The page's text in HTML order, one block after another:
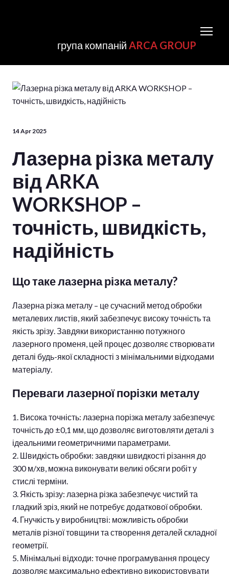
група компаній ARCA GROUP
14 Apr 2025
Лазерна різка металу
від ARKA
WORKSHOP –
точність, швидкість,
надійність
Що таке лазерна різка металу?
Лазерна різка металу – це сучасний метод обробки
металевих листів, який забезпечує високу точність та
якість зрізу. Завдяки використанню потужного
лазерного променя, цей процес дозволяє створювати
деталі будь-якої складності з мінімальними відходами
матеріалу.
Переваги лазерної порізки металу
Висока точність: лазерна порізка металу забезпечує
точність до ±0,1 мм, що дозволяє виготовляти деталі з
ідеальними геометричними параметрами.
Швидкість обробки: завдяки швидкості різання до
300 м/хв, можна виконувати великі обсяги робіт у
стислі терміни.
Якість зрізу: лазерна різка забезпечує чистий та
гладкий зріз, який не потребує додаткової обробки.
Гнучкість у виробництві: можливість обробки
металів різної товщини та створення деталей складної
геометрії.
Мінімальні відходи: точне програмування процесу
дозволяє максимально ефективно використовувати